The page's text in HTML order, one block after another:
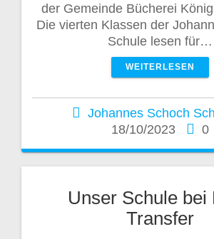
der Gemeinde Bücherei
Die vierten Klassen der
Schule lesen für…
WEITERLESEN
Johannes Schoch
18/10/2023
0
Unser Schule bei
Transfer